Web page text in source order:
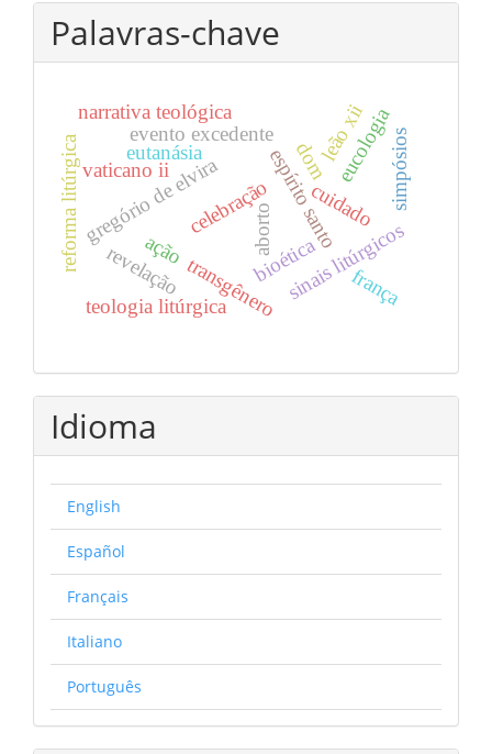
Palavras-chave
gregório de elvira espírito santo
dom
ação bioética
eutanásia
transgênero
aborto cuidado
reforma litúrgicavaticano ii
sinais litúrgicos
eucologia
teologia litúrgica
leão xii
evento excedente
narrativa teológica
revelação
simpósios
celebração
frança
Idioma
English
Español
Français
Italiano
Português